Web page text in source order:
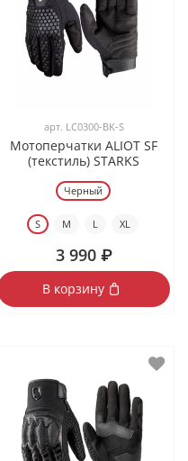
арт. LC0300-BK-S
Мотоперчатки ALIOT SF
(текстиль) STARKS
Черный
S M L XL
3 990 ₽
В корзину